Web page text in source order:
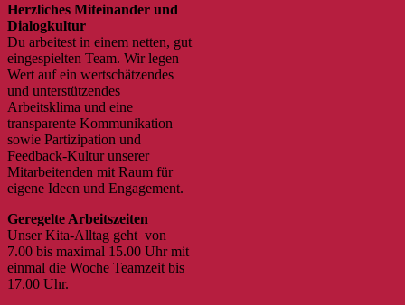
Herzliches Miteinander und
Dialogkultur
Du arbeitest in einem netten, gut
eingespielten Team. Wir legen
Wert auf ein wertschätzendes
und unterstützendes
Arbeitsklima und eine
transparente Kommunikation
sowie Partizipation und
Feedback-Kultur unserer
Mitarbeitenden mit Raum für
eigene Ideen und Engagement.
Geregelte Arbeitszeiten
Unser Kita-Alltag geht von
7.00 bis maximal 15.00 Uhr mit
einmal die Woche Teamzeit bis
17.00 Uhr.